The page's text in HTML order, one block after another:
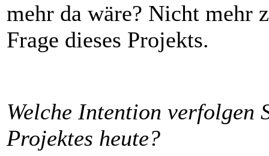
mehr da wäre? Nicht mehr
Frage dieses Projekts.
Welche Intention verfolgen
Projektes heute?